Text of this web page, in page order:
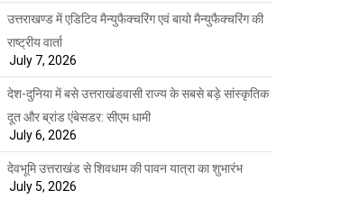
उत्तराखण्ड में एडिटिव मैन्युफैक्चरिंग एवं बायो मैन्युफैक्चरिंग की
राष्ट्रीय वार्ता
July 7, 2026
देश-दुनिया में बसे उत्तराखंडवासी राज्य के सबसे बड़े सांस्कृतिक
दूत और ब्रांड एंबेसडर: सीएम धामी
July 6, 2026
देवभूमि उत्तराखंड से शिवधाम की पावन यात्रा का शुभारंभ
July 5, 2026